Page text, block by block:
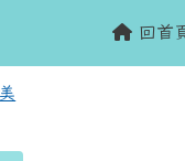
回首